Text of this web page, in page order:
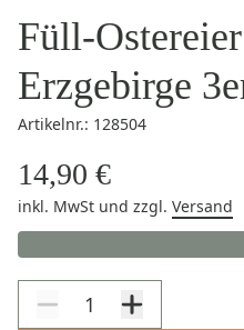
Füll-
Erzgebirge
Artikelnr.: 128504
14,90 €
inkl. MwSt und zzgl. Versand